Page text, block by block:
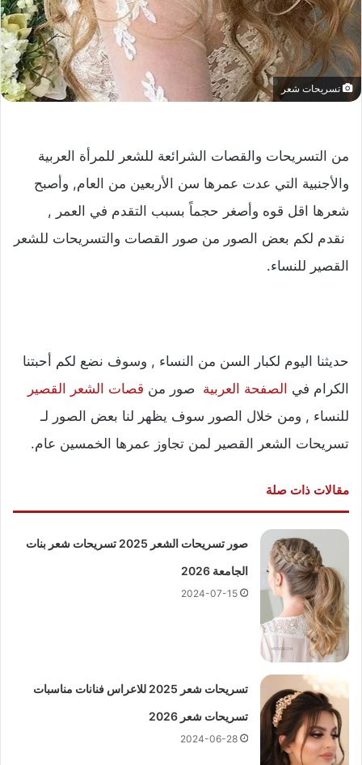
تسريحات شعر
من التسريحات والقصات الشرائعة للشعر للمرأة العربية
والأجنبية التي عدت عمرها سن الأربعين من العام, وأصبح
شعرها اقل قوه وأصغر حجماً بسبب التقدم في العمر ,
نقدم لكم بعض الصور من صور القصات والتسريحات للشعر
القصير للنساء.
حديثنا اليوم لكبار السن من النساء , وسوف نضع لكم أحبتنا
الكرام في الصفحة العربية صور من قصات الشعر القصير
للنساء , ومن خلال الصور سوف يظهر لنا بعض الصور لـ
تسريحات الشعر القصير لمن تجاوز عمرها الخمسين عام.
مقالات ذات صلة
صور تسريحات الشعر 2025 تسريحات شعر بنات
الجامعة 2026
2024-07-15
تسريحات شعر 2025 للاعراس فنانات مناسبات
تسريحات شعر 2026
2024-06-28